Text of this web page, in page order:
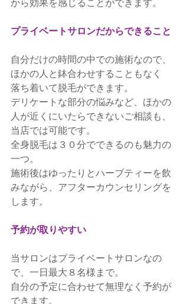
から効果を感じることができます。
プライベートサロンだからできること
自分だけの時間の中での施術なので、
ほかの人と鉢合わせすることもなく
落ち着いて脱毛ができます。
デリケートな部分の悩みなど、ほかの
人が近くにいたらできないご相談も、
当店では可能です。
全身脱毛は３０分でできるのも魅力の
一つ。
施術後はゆったりとハーブティーを飲
みながら、アフターカウンセリングを
します。
予約が取りやすい
当サロンはプライベートサロンなの
で、一日最大８名様まで。
自分の予定に合わせて無理なく予約が
できます。